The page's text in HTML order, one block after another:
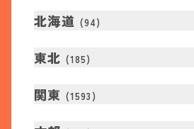
北海道 (94)
東北 (185)
関東 (1593 )